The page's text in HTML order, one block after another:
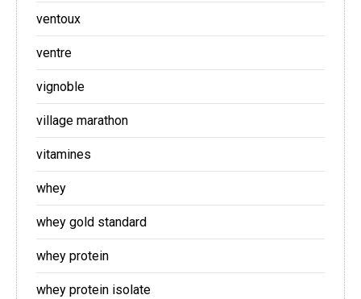
ventoux
ventre
vignoble
village marathon
vitamines
whey
whey gold standard
whey protein
whey protein isolate